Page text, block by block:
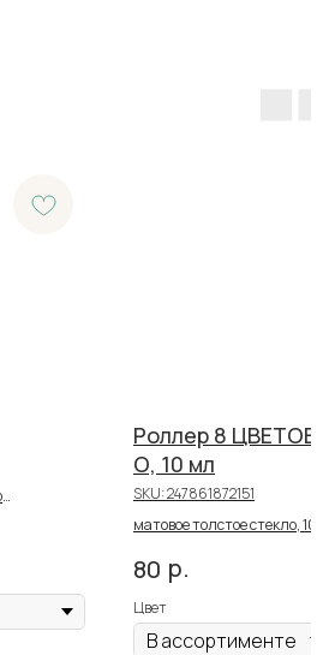
Роллер 8 ЦВЕТОВ,
О, 10 мл
SKU:247861872151
матовое толстое стекло, 10
80 р.
Цвет